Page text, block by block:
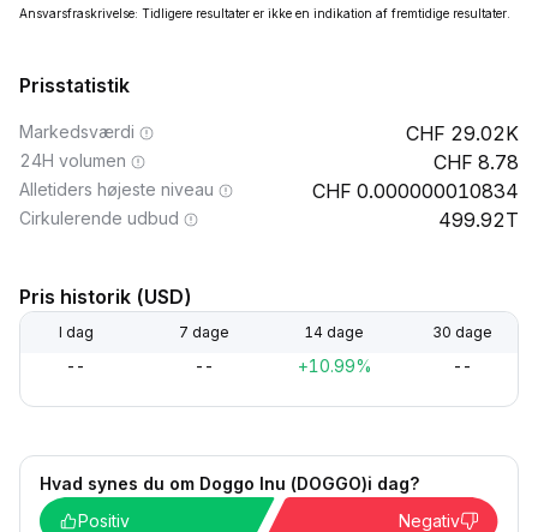
Ansvarsfraskrivelse: Tidligere resultater er ikke en indikation af fremtidige resultater.
Prisstatistik
Markedsværdi 29.02K
24H volumen 8.78
Alletiders højeste niveau 0.000000010834
Cirkulerende udbud 499.92T
Pris historik (USD)
I dag 7 dage 14 dage 30 dage
-- -- +10.99% --
Hvad synes du om Doggo Inu (DOGGO)i dag?
Positiv
Negativ